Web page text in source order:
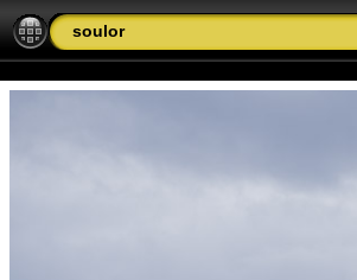
soulor